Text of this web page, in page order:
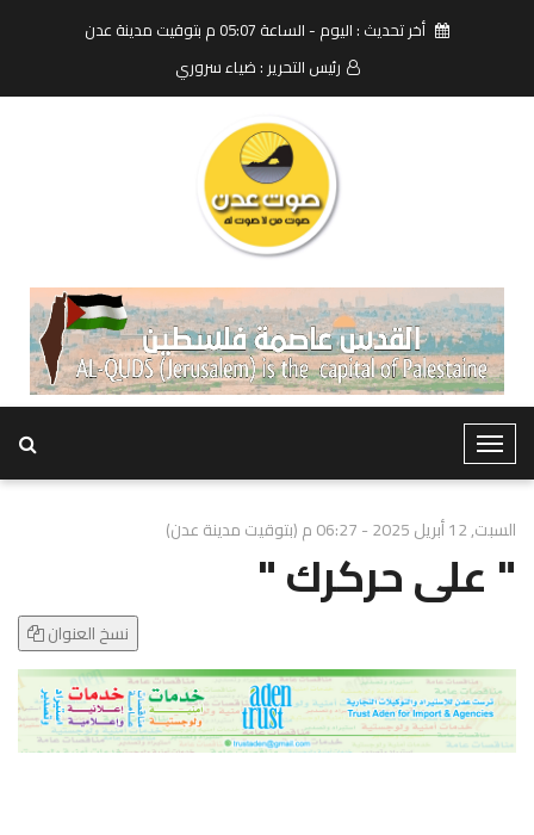
أخر تحديث : اليوم - الساعة 05:07 م بتوقيت مدينة عدن
رئيس التحرير : ضياء سروري
T
o
g
e
v
i
g
a
السبت, 12 أبريل 2025 - 06:27 م (بتوقيت مدينة عدن)
" على حركرك "
نسخ العنوان